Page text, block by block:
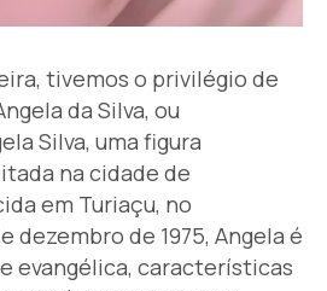
tivemos o privilégio de
da Silva, ou
Silva, uma figura
na cidade de
em Turiaçu, no
dezembro de 1975, Angela é
evangélica, características